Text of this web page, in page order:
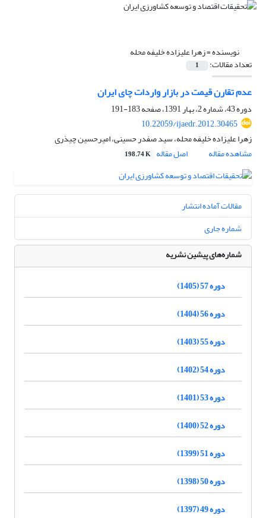
نویسنده =زهرا علیزاده خلیفه محله
تعداد مقالات: 1
عدم تقارن قیمت در بازار واردات چای ایران
دوره 43، شماره 2، بهار 1391، صفحه
183-191
10.22059/ijaedr.2012.30465
زهرا علیزاده خلیفه محله، سید صفدر حسینی، امیرحسین چیذری
مشاهده مقاله
اصل مقاله 198.74 K
مقالات آماده انتشار
شماره جاری
شماره‌های پیشین نشریه
دوره 57 (1405)
دوره 56 (1404)
دوره 55 (1403)
دوره 54 (1402)
دوره 53 (1401)
دوره 52 (1400)
دوره 51 (1399)
دوره 50 (1398)
دوره 49 (1397)